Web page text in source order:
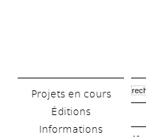
Projets en cours
Éditions
Informations